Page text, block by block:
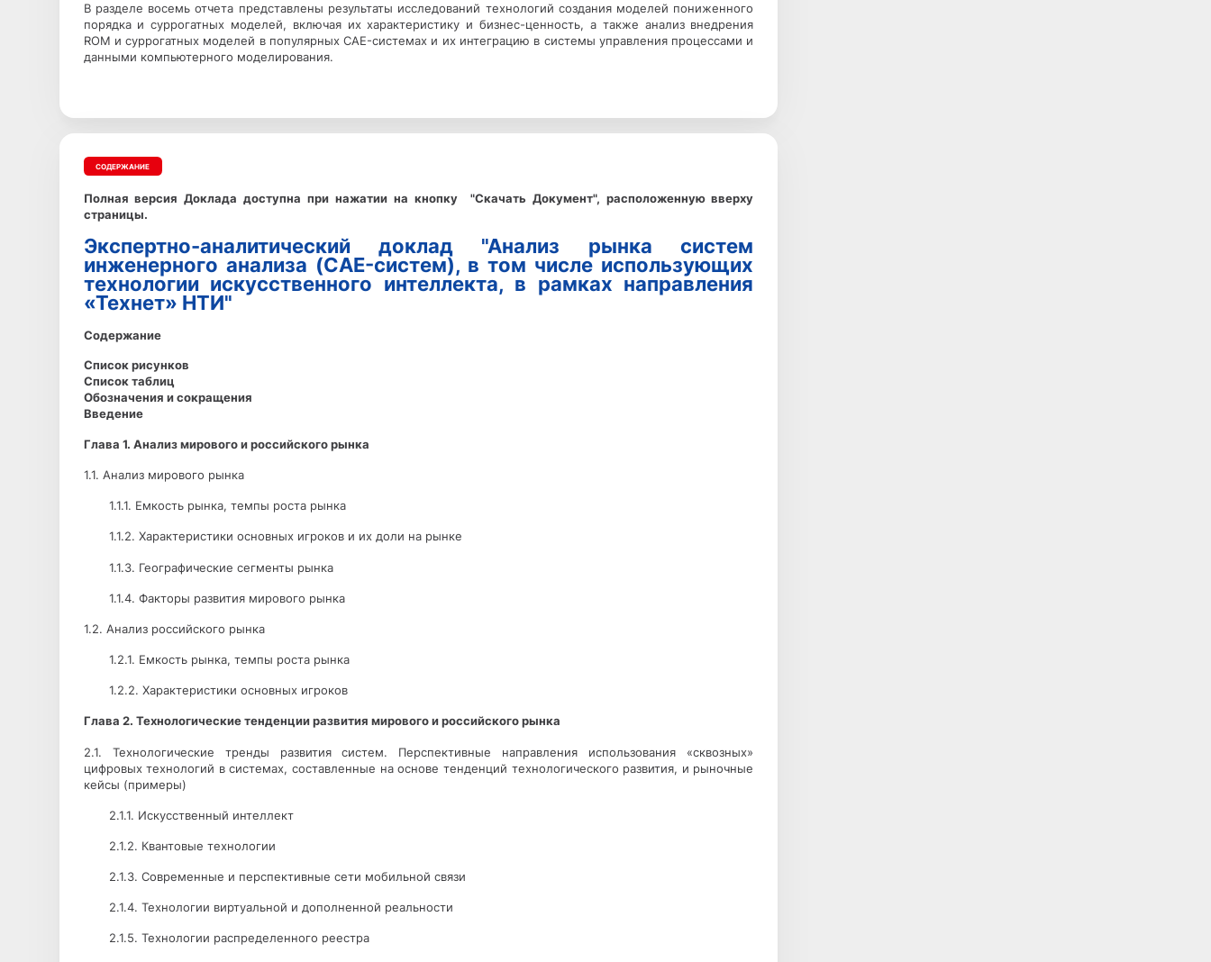
В разделе восемь отчета представлены результаты исследований технологий создания моделей пониженного
порядка и суррогатных моделей, включая их характеристику и бизнес-ценность, а также анализ внедрения
ROM и суррогатных моделей в популярных CAE-системах и их интеграцию в системы управления процессами и
данными компьютерного моделирования.
СОДЕРЖАНИЕ
Полная версия Доклада доступна при нажатии на кнопку "Скачать Документ", расположенную вверху
страницы.
Экспертно-аналитический доклад "Анализ рынка систем
инженерного анализа (CAE-систем), в том числе использующих
технологии искусственного интеллекта, в рамках направления
«Технет» НТИ"
Содержание
Список рисунков
Список таблиц
Обозначения и сокращения
Введение
Глава 1. Анализ мирового и российского рынка
1.1. Анализ мирового рынка
1.1.1. Емкость рынка, темпы роста рынка
1.1.2. Характеристики основных игроков и их доли на рынке
1.1.3. Географические сегменты рынка
1.1.4. Факторы развития мирового рынка
1.2. Анализ российского рынка
1.2.1. Емкость рынка, темпы роста рынка
1.2.2. Характеристики основных игроков
Глава 2. Технологические тенденции развития мирового и российского рынка
2.1. Технологические тренды развития систем. Перспективные направления использования «сквозных»
цифровых технологий в системах, составленные на основе тенденций технологического развития, и рыночные
кейсы (примеры)
2.1.1. Искусственный интеллект
2.1.2. Квантовые технологии
2.1.3. Современные и перспективные сети мобильной связи
2.1.4. Технологии виртуальной и дополненной реальности
2.1.5. Технологии распределенного реестра